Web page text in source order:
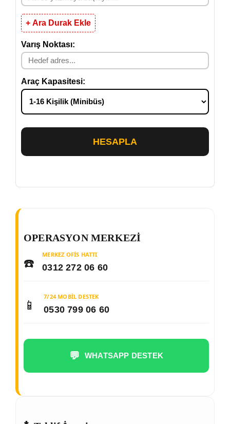
+ Ara Durak Ekle
Varış Noktası:
Araç Kapasitesi:
HESAPLA
OPERASYON MERKEZI
☎️ MERKEZ OFIS HATTI
0312 272 06 60
📱 7/24 MOBIL DESTEK
0530 799 06 60
💬 WHATSAPP DESTEK